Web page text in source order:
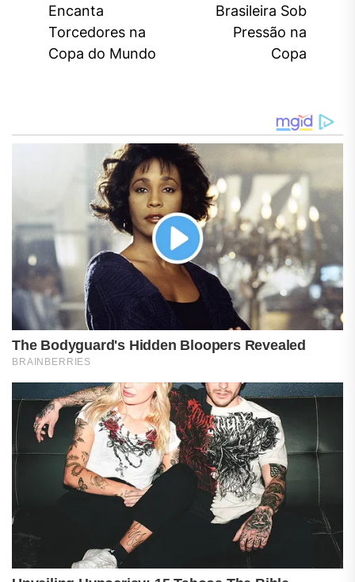
post:Encanta
Torcedores na
Copa do Mundo
Brasileira Sob
Pressão na
Copa